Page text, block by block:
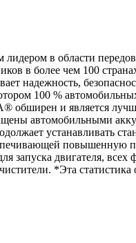
в области
в более чем 100
надежность,
100 %
обширен и является
автомобильными
устанавливать
повышенную
запуска двигателя, всех
*Эта статистика